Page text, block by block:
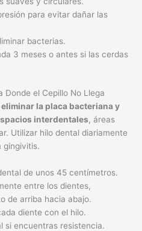
Donde el Cepillo No Llega
interdentales
Utilizar hilo dental diariamente
de unos 45 centímetros.
entre los dientes,
de arriba hacia abajo.
diente con el hilo.
si encuentras resistencia.
Eficaz
complemento útil a tu rutina
diferentes tipos de enjuagues
fortalecer el esmalte dental, y